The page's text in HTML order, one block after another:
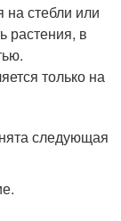
стебли или
растения, в
только на
следующая